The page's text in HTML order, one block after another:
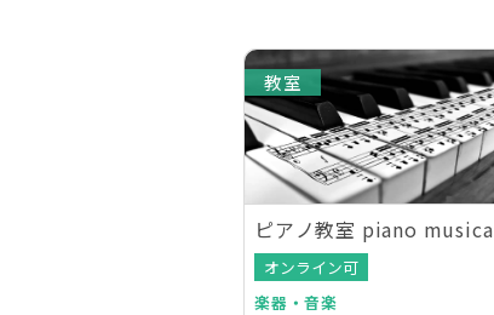
教室
ピアノ教室 piano musica
オンライン可
楽器・音楽